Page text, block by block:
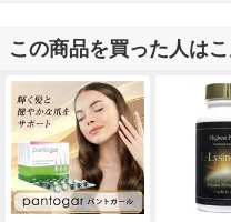
この商品を買った人は